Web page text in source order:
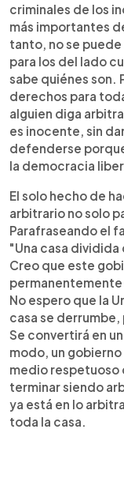
criminales de los
más importantes
tanto, no se
para los del lado
sabe quiénes son.
derechos para
alguien diga
es inocente, sin
defenderse
la democracia
El solo hecho de
arbitrario no solo
Parafraseando el
"Una casa dividida
Creo que este
permanentemente
No espero que la
casa se
Se convertirá en
modo, un
medio respetuoso
terminar siendo
ya está en lo
toda la casa.